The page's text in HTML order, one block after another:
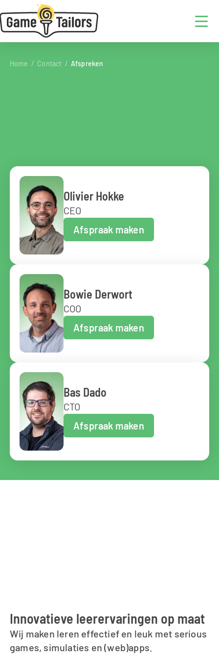
Home
  /
Contact
  /
Afspreken
info@gametailors.com
Schieweg 15Y-30, 2627AN, Delft
Olivier Hokke
CEO
Afspraak maken
Bowie Derwort
COO
Afspraak maken
Bas Dado
CTO
Afspraak maken
Innovatieve leerervaringen op maat
Wij maken leren effectief en leuk met serious
games, simulaties en (web)apps.